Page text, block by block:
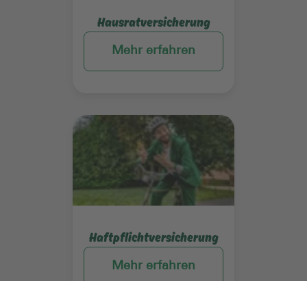
Hausratversicherung
Mehr erfahren
Haftpflichtversicherung
Mehr erfahren
Mehr erfahren